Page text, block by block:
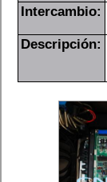
Intercambio:
Descripción: